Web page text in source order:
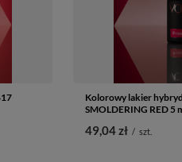
Kolorowy lakier
SMOLDERING RED 5
49,04 zł / szt.